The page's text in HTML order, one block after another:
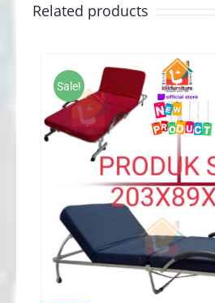
Related products
Sale!